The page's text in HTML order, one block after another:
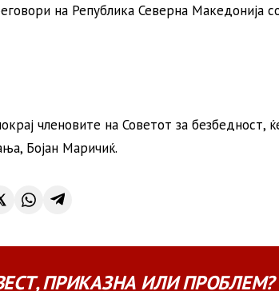
на Република Северна Македонија
членовите на Советот за безбедност,
Бојан Маричиќ.
,ПРИКАЗНА ИЛИПРОБЛЕМ?